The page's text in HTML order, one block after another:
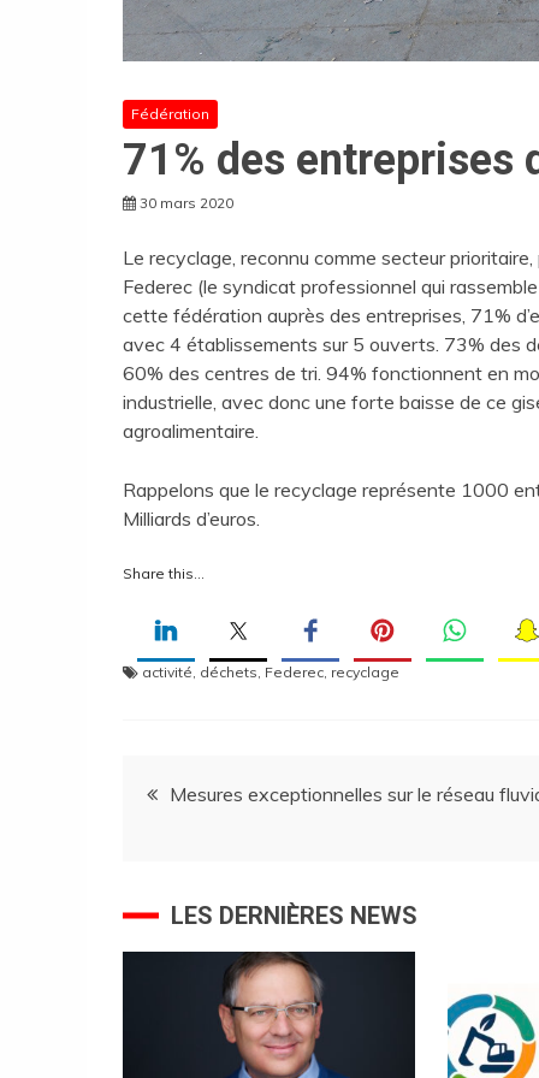
Fédération
71% des entreprises
30 mars 2020
Le recyclage, reconnu comme secteur
Federec (le syndicat professionnel qui
cette fédération auprès des entreprises, 71%
avec 4 établissements sur 5 ouverts. 73% des
60% des centres de tri. 94% fonctionnent en
industrielle, avec donc une forte baisse de ce
agroalimentaire.
Rappelons que le recyclage représente 1000
Milliards d’euros.
Share this…
activité déchets Federec recyclage
Navigation
l’article
Mesures exceptionnelles sur le réseau
LES DERNIÈRES NEWS